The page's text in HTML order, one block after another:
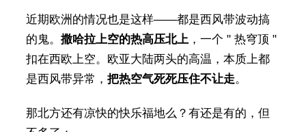
近期欧洲的情况也是这样——都是西风带波动搞
的鬼。 撒哈拉上空的热高压北上，一个 " 热穹顶 "
扣在西欧上空。欧亚大陆两头的高温，本质上都
是西风带异常， 把热空气死死压住不让走。
那北方还有凉快的快乐福地么？有还是有的，但